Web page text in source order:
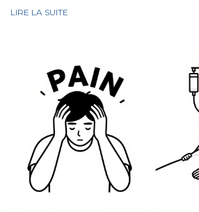
LIRE LA SUITE